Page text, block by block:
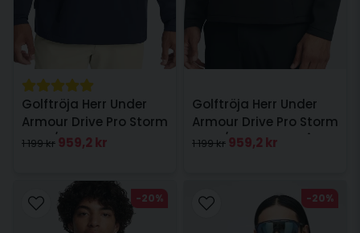
Golftröja Herr Under
Armour Drive Pro Storm
Hyb 1/2 Zip Navy
1 199 kr 959,2 kr
Golftröja Herr Under
Armour Drive Pro Storm
Hyb 1/2 Zip Mörkgrå
1 199 kr 959,2 kr
-20% -20%